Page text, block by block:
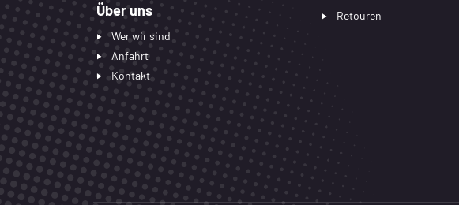
Über uns
Wer wir sind
Anfahrt
Kontakt
Retouren